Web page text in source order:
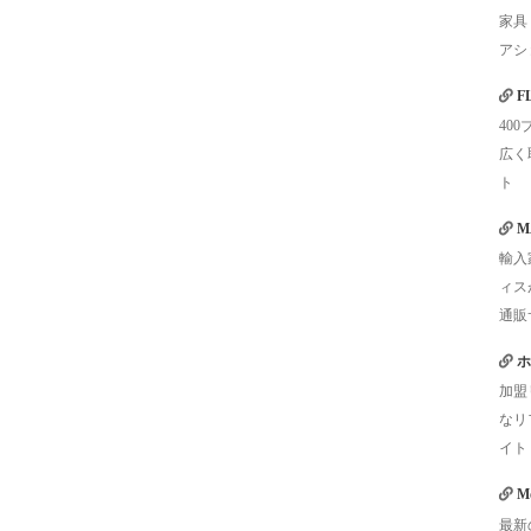
家具
ア
400
広
ト
輸入
ィ
通販
加
な
イト
最新